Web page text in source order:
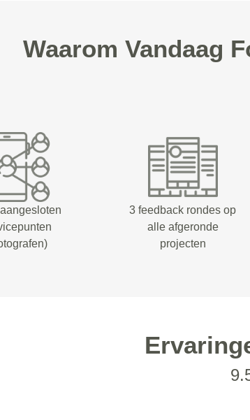
Waarom Vandaag
3 feedback rondes op
alle afgeronde
projecten